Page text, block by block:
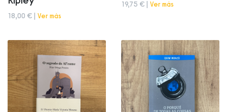
18,00 € | Ver más
19,75 € | Ver más